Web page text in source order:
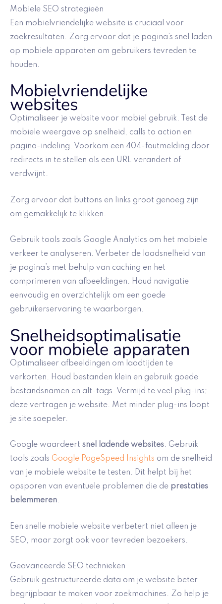
Mobiele SEO strategieën
Een mobielvriendelijke website is cruciaal voor
zoekresultaten. Zorg ervoor dat je pagina’s snel laden
op mobiele apparaten om gebruikers tevreden te
houden.
Mobielvriendelijke
websites
Optimaliseer je website voor mobiel gebruik. Test de
mobiele weergave op snelheid, calls to action en
pagina-indeling. Voorkom een 404-foutmelding door
redirects in te stellen als een URL verandert of
verdwijnt.
Zorg ervoor dat buttons en links groot genoeg zijn
om gemakkelijk te klikken.
Gebruik tools zoals Google Analytics om het mobiele
verkeer te analyseren. Verbeter de laadsnelheid van
je pagina’s met behulp van caching en het
comprimeren van afbeeldingen. Houd navigatie
eenvoudig en overzichtelijk om een goede
gebruikerservaring te waarborgen.
Snelheidsoptimalisatie
voor mobiele apparaten
Optimaliseer afbeeldingen om laadtijden te
verkorten. Houd bestanden klein en gebruik goede
bestandsnamen en alt-tags. Vermijd te veel plug-ins;
deze vertragen je website. Met minder plug-ins loopt
je site soepeler.
Google waardeert snel ladende websites. Gebruik
tools zoals Google PageSpeed Insights om de snelheid
van je mobiele website te testen. Dit helpt bij het
opsporen van eventuele problemen die de prestaties
belemmeren.
Een snelle mobiele website verbetert niet alleen je
SEO, maar zorgt ook voor tevreden bezoekers.
Geavanceerde SEO technieken
Gebruik gestructureerde data om je website beter
begrijpbaar te maken voor zoekmachines. Zo help je